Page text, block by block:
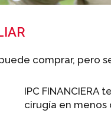
comprar, pero
IPC
cirugía en menos